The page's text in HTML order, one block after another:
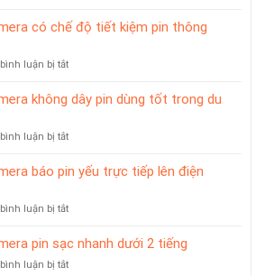
giám
thời
Camera
Được
Chuộng
Đà
Chọn
Hiệu
có chế độ tiết kiệm pin thông
luận bị tắtở
camera
chế
tiết
không dây pin dùng tốt trong du
luận bị tắtở
6
camera
dây
dùng
báo pin yếu trực tiếp lên điện
luận bị tắtở
8
báo
pin sạc nhanh dưới 2 tiếng
luận bị tắtở